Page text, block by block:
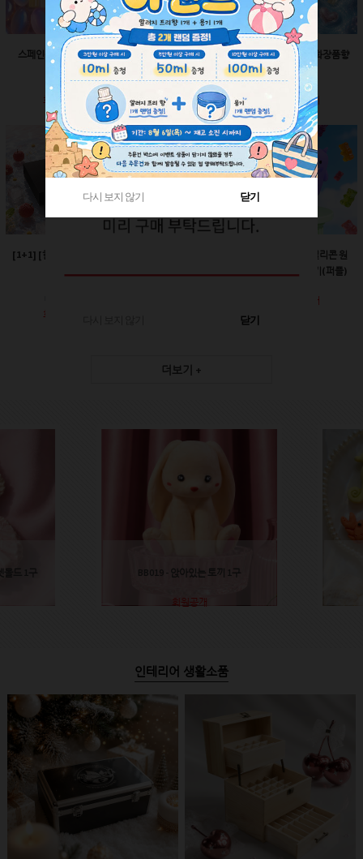
스페인산 향료-향수향
2ml
회원공개
스페인산 향료-비누향
2ml
회원공개
스페인산 향료-화장품향
2ml
회원공개
[1+1] [한정판매]매트블
회원공개
60ml-몬스터 실리콘 원
터치캡 튜브용기(퍼플)
회원공개
더보기 +
드 1구 BB019 - 앉아있는 토끼 1구
회원공개
인테리어 생활소품
다시 보지 않기 닫기
다시 보지 않기 닫기
닫기